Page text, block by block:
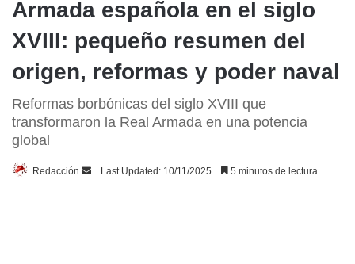
Armada española en el siglo
XVIII: pequeño resumen del
origen, reformas y poder naval
Reformas borbónicas del siglo XVIII que
transformaron la Real Armada en una potencia
global
Redacción
SendLast Updated: 10/11/2025 5 minutos de lectura